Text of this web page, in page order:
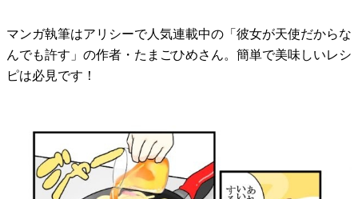
マンガ執筆はアリシーで人気連載中の「彼女が天使だからな
んでも許す」の作者・たまごひめさん。簡単で美味しいレシ
ピは必見です！